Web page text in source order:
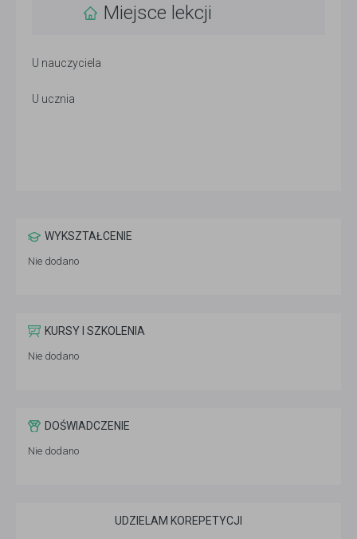
Miejsce lekcji
U nauczyciela
U ucznia
WYKSZTAŁCENIE
Nie dodano
KURSY I SZKOLENIA
Nie dodano
DOŚWIADCZENIE
Nie dodano
UDZIELAM KOREPETYCJI